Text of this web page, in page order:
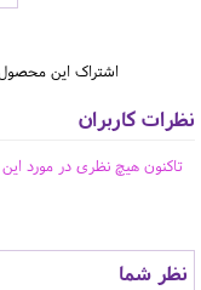
اشتراک این
نظرات کاربران
تاکنون هیچ نظری در مورد
نظر شما